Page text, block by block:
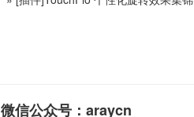
微信公众号：araycn